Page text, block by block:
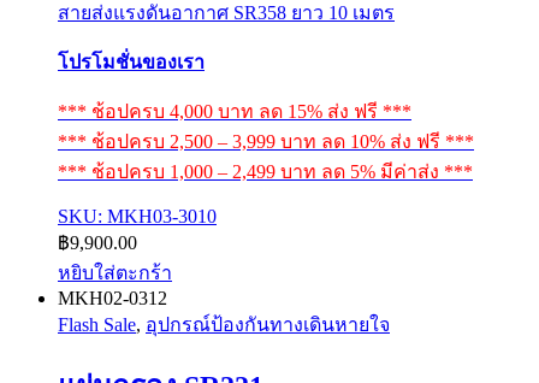
สายส่งแรงดันอากาศ SR358 ยาว 10 เมตร
โปรโมชั่นของเรา
*** ช้อปครบ 4,000 บาท ลด 15% ส่ง ฟรี ***
*** ช้อปครบ 2,500 – 3,999 บาท ลด 10% ส่ง ฟรี ***
*** ช้อปครบ 1,000 – 2,499 บาท ลด 5% มีค่าส่ง ***
SKU: MKH03-3010
฿9,900.00
หยิบใส่ตะกร้า
MKH02-0312
Flash Sale, อุปกรณ์ป้องกันทางเดินหายใจ